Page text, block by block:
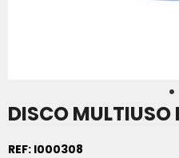
DISCO MULTIUSO
REF: I000308
Saltar
o